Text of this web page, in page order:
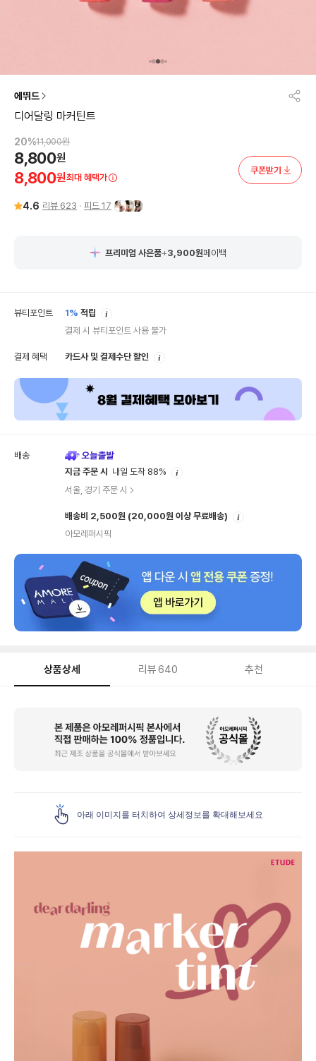
에뛰드
디어달링 마커틴트
20%11,000원
8,800원
8,800원최대 혜택가
쿠폰받기
4.6 리뷰 623 피드 17
프리미엄 사은품+3,900원페이백
뷰티포인트 1% 적립
결제 시 뷰티포인트 사용 불가
결제 혜택 카드사 및 결제수단 할인
배송
지금 주문 시
내일 도착 88%
서울, 경기 주문 시
배송비 2,500원 (20,000원 이상 무료배송)
아모레퍼시픽
상품상세 리뷰640 추천
아래 이미지를 터치하여 상세정보를 확대해보세요